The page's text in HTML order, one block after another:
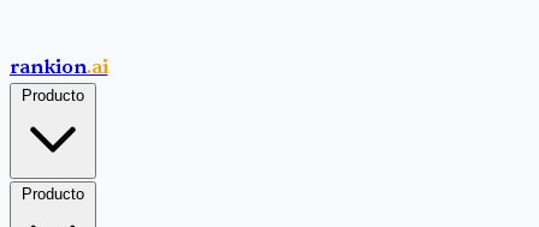
rankion.ai
Producto
Producto